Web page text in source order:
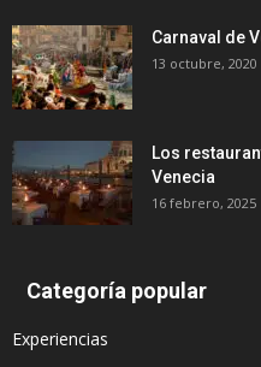
Carnaval de
13 octubre, 2020
Los
Venecia
16 febrero, 2025
Categoría popular
Experiencias